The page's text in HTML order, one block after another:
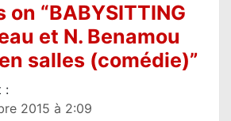
on “BABYSITTING
et N. Benamou
salles (comédie)”
:
2015 à 2:09